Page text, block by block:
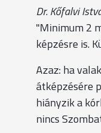
Dr. Kőfalvi
"Minimum 2
képzésre is.
Azaz: ha
átképzésére
hiányzik a
nincs